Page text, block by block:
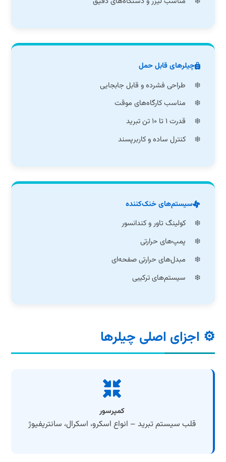
چیلرهای قابل حمل
طراحی فشرده و قابل جابجایی
مناسب کارگاه‌های موقت
قدرت ۱ تا ۱۰ تن تبرید
کنترل ساده و کاربرپسند
سیستم‌های خنک‌کننده
کولینگ تاور و کندانسور
پمپ‌های حرارتی
مبدل‌های حرارتی صفحه‌ای
سیستم‌های ترکیبی
⚙️ اجزای اصلی چیلرها
کمپرسور
قلب سیستم تبرید – انواع اسکرو، اسکرال، سانتریفیوژ